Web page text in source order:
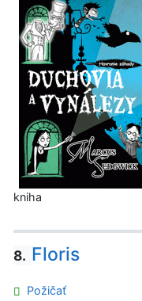
kniha
8. Floris
Požičať